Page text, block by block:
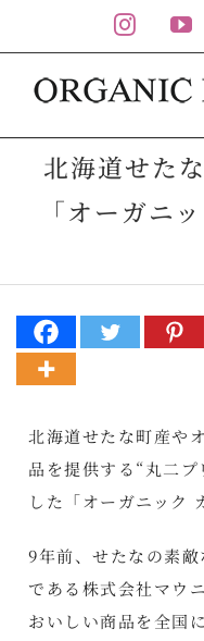
to
content
北海道せた
「オーガニ
北海道せたな町産や
品を提供する“丸二
した「オーガニック
9年前、せたなの素
である株式会社マウ
おいしい商品を全国